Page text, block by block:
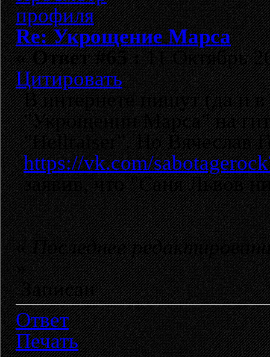
Re: Укрощение Марса
«Ответ #65 :11 Октябрь
Цитировать
В интернете пишут (да и
"Укрощении Марса" на
"Hellraiser". Но Вячеслав
https://vk.com/
заявив, что "Саня Львов
«Последнее
»
Записан
Ответ
Печать